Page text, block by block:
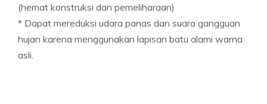
(hemat konstruksi dan pemeliharaan)
* Dapat mereduksi udara panas dan suara gangguan
hujan karena menggunakan lapisan batu alami warna
asli.